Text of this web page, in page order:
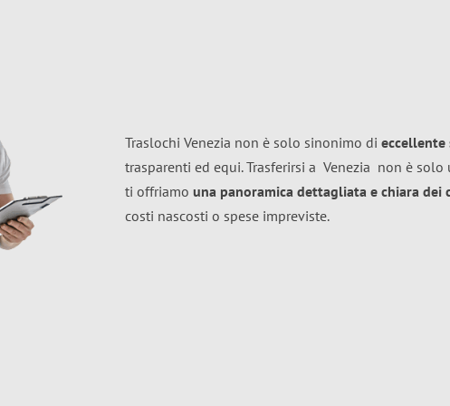
Traslochi Venezia non è solo sinonimo di eccellente
trasparenti ed equi. Trasferirsi a Venezia non è solo
ti offriamo una panoramica dettagliata e chiara dei
costi nascosti o spese impreviste.